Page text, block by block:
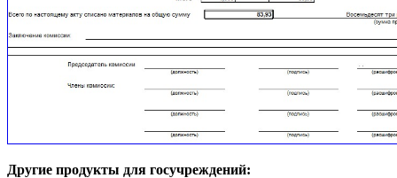
Другие продукты для госучреждений: